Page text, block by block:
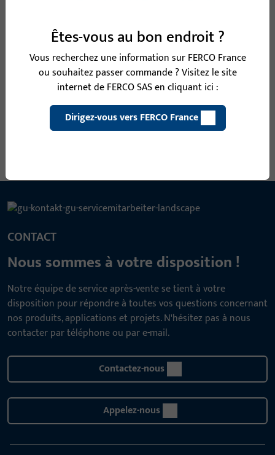
directement, les visiteurs bénéficient d’une
présentation claire avec tous les détails
produits importants.
Découvrir nos produits
CONTACT
Nous sommes à votre disposition !
Notre équipe de service après-vente se tient à votre
disposition pour répondre à toutes vos questions concernant
nos produits, applications et projets. N'hésitez pas à nous
contacter par téléphone ou par e-mail.
Contactez-nous
Appelez-nous
Êtes-vous au bon endroit ?
Vous recherchez une information sur FERCO France
ou souhaitez passer commande ? Visitez le site
internet de FERCO SAS en cliquant ici :
Dirigez-vous vers FERCO France